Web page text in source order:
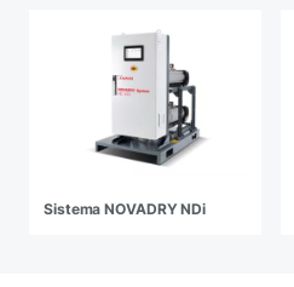
Sistema NOVADRY NDi